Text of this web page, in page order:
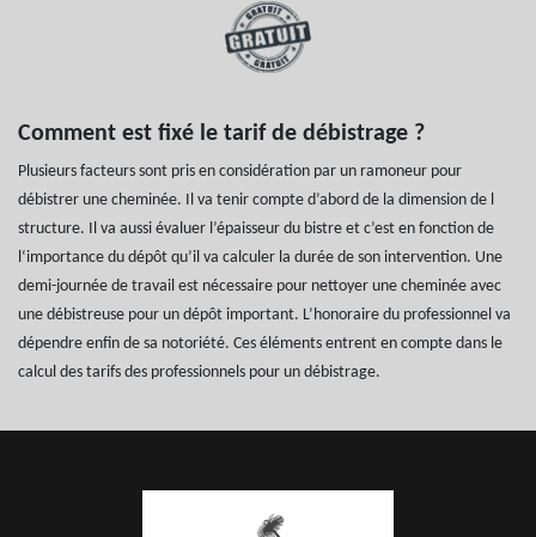
Comment est fixé le tarif de débistrage ?
Plusieurs facteurs sont pris en considération par un ramoneur pour
débistrer une cheminée. Il va tenir compte d’abord de la dimension de l
structure. Il va aussi évaluer l’épaisseur du bistre et c’est en fonction de
l‘importance du dépôt qu’il va calculer la durée de son intervention. Une
demi-journée de travail est nécessaire pour nettoyer une cheminée avec
une débistreuse pour un dépôt important. L’honoraire du professionnel va
dépendre enfin de sa notoriété. Ces éléments entrent en compte dans le
calcul des tarifs des professionnels pour un débistrage.